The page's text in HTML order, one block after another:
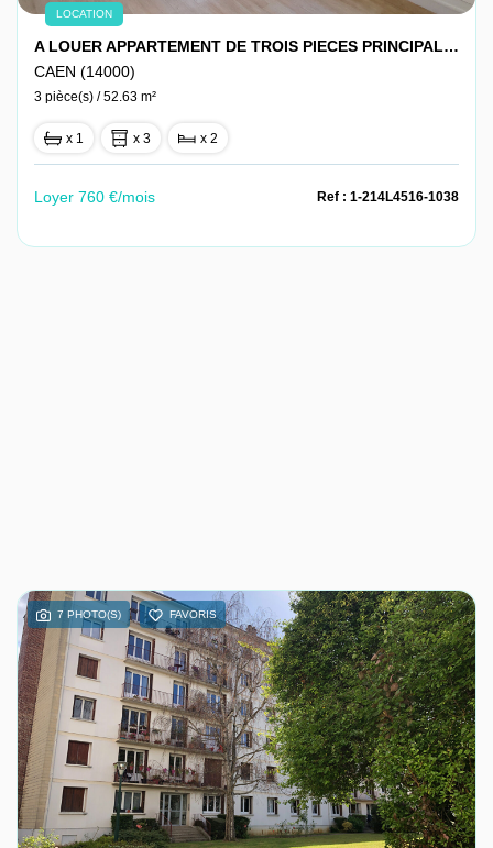
LOCATION
A LOUER APPARTEMENT DE TROIS PIECES PRINCIPALES CENTRE DE CAEN
CAEN (14000)
3 pièce(s) / 52.63 m²
x 1 x 3 x 2
Loyer 760 €/mois Ref : 1-214L4516-1038
7 PHOTO(S) FAVORIS